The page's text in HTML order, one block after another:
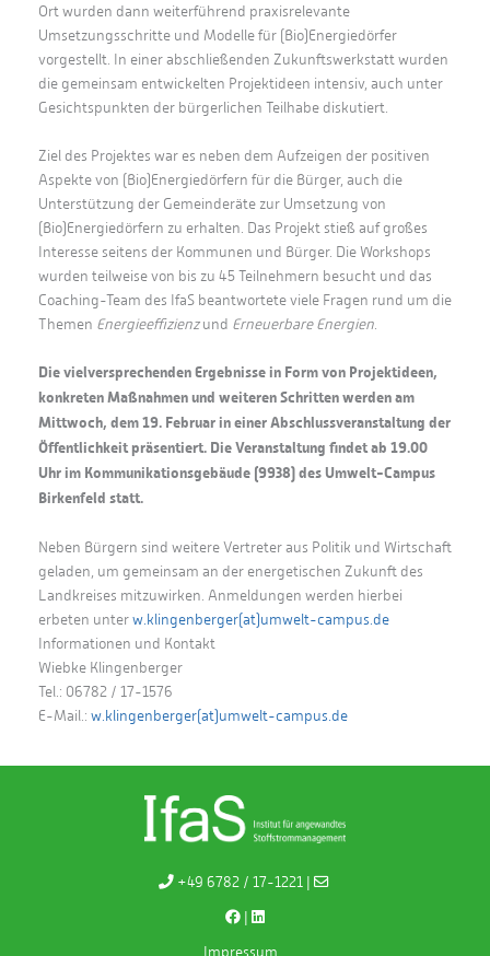
Ort wurden dann weiterführend praxisrelevante
Umsetzungsschritte und Modelle für (Bio)Energiedörfer
vorgestellt. In einer abschließenden Zukunftswerkstatt wurden
die gemeinsam entwickelten Projektideen intensiv, auch unter
Gesichtspunkten der bürgerlichen Teilhabe diskutiert.
Ziel des Projektes war es neben dem Aufzeigen der positiven
Aspekte von (Bio)Energiedörfern für die Bürger, auch die
Unterstützung der Gemeinderäte zur Umsetzung von
(Bio)Energiedörfern zu erhalten. Das Projekt stieß auf großes
Interesse seitens der Kommunen und Bürger. Die Workshops
wurden teilweise von bis zu 45 Teilnehmern besucht und das
Coaching-Team des IfaS beantwortete viele Fragen rund um die
Themen Energieeffizienzund Erneuerbare Energien
Die vielversprechenden Ergebnisse in Form von Projektideen,
konkreten Maßnahmen und weiteren Schritten werden am
Mittwoch, dem 19. Februar in einer Abschlussveranstaltung der
Öffentlichkeit präsentiert. Die Veranstaltung findet ab 19.00
Uhr im Kommunikationsgebäude (9938) des Umwelt-Campus
Birkenfeld statt.
Neben Bürgern sind weitere Vertreter aus Politik und Wirtschaft
geladen, um gemeinsam an der energetischen Zukunft des
Landkreises mitzuwirken. Anmeldungen werden hierbei
erbeten unterw.klingenberger(at)umwelt-campus.de
Informationen und Kontakt
Wiebke Klingenberger
Tel.: 06782 / 17-1576
E-Mail.: w.klingenberger(at)umwelt-campus.de
+49 6782 / 17-1221 |
|
Impressum